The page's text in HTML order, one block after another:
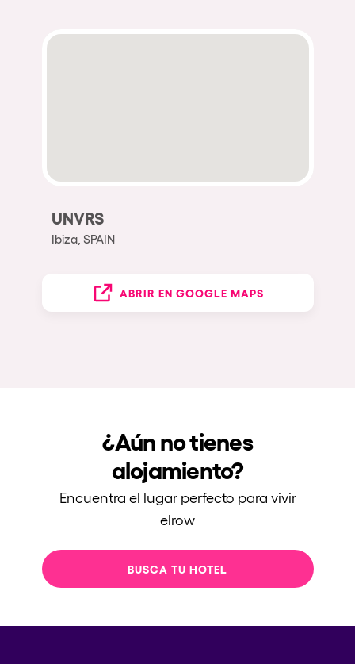
UNVRS
Ibiza, SPAIN
ABRIR EN GOOGLE MAPS
¿Aún no tienes
alojamiento?
Encuentra el lugar perfecto para vivir
elrow
BUSCA TU HOTEL